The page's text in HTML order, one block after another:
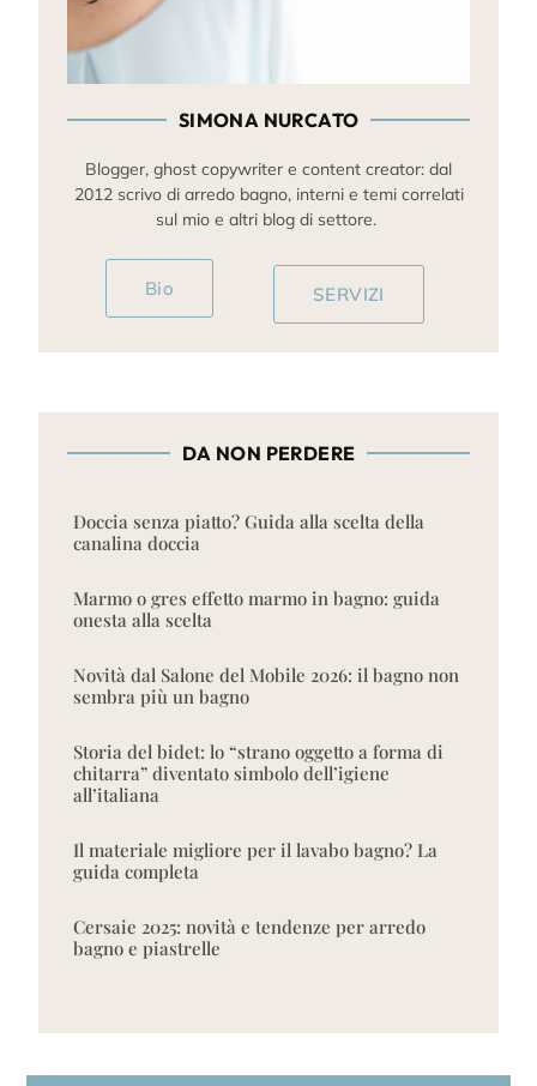
SIMONA NURCATO
Blogger, ghost copywriter e content creator: dal
2012 scrivo di arredo bagno, interni e temi correlati
sul mio e altri blog di settore.
Bio SERVIZI
DA NON PERDERE
Doccia senza piatto? Guida alla scelta della
canalina doccia
Marmo o gres effetto marmo in bagno: guida
onesta alla scelta
Novità dal Salone del Mobile 2026: il bagno non
sembra più un bagno
Storia del bidet: lo “strano oggetto a forma di
chitarra” diventato simbolo dell’igiene
all’italiana
Il materiale migliore per il lavabo bagno? La
guida completa
Cersaie 2025: novità e tendenze per arredo
bagno e piastrelle